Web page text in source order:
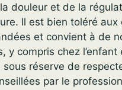
douleur et de la
Il est bien toléré aux
et convient à de
y compris chez l’enfant
sous réserve de
par le